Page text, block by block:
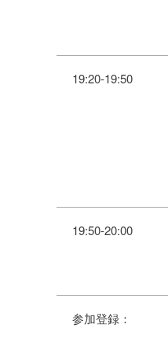
19:20-19:50
19:50-20:00
参加登録：